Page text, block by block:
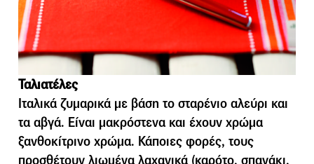
Ταλιατέλες
Ιταλικά ζυμαρικά με βάση το σταρένιο αλεύρι και
τα αβγά. Είναι μακρόστενα και έχουν χρώμα
ξανθοκίτρινο χρώμα. Κάποιες φορές, τους
προσθέτουν λιωμένα λαχανικά (καρότο, σπανάκι,